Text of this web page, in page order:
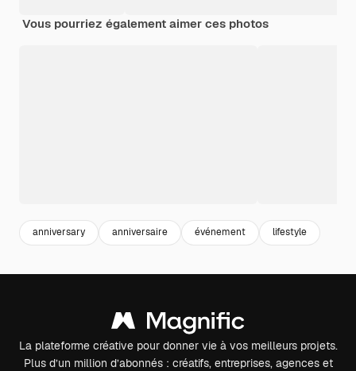
Vous pourriez également aimer ces photos
anniversary anniversaire événement lifestyle
La plateforme créative pour donner vie à vos meilleurs projets.
Plus d’un million d’abonnés : créatifs, entreprises, agences et